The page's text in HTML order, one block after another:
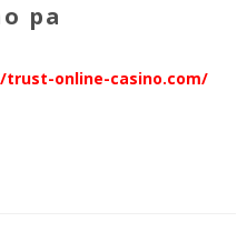
pa
online-casino.com/